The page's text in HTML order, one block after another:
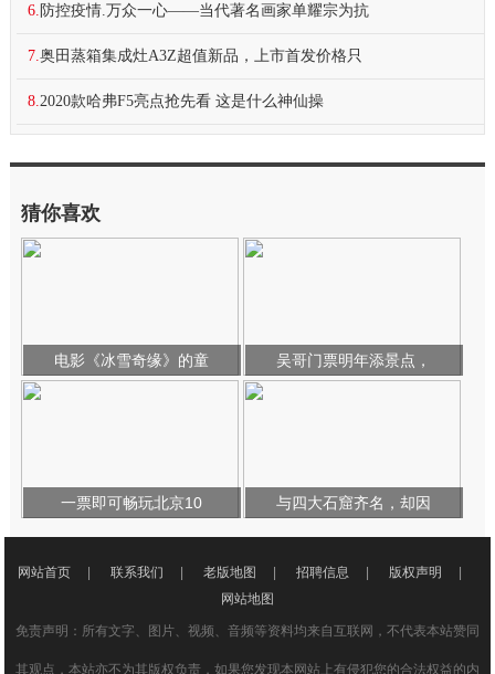
6. 防控疫情.万众一心——当代著名画家单耀宗为抗
7. 奥田蒸箱集成灶A3Z超值新品，上市首发价格只
8. 2020款哈弗F5亮点抢先看 这是什么神仙操
猜你喜欢
电影《冰雪奇缘》的童 吴哥门票明年添景点，
一票即可畅玩北京10 与四大石窟齐名，却因
网站首页 | 联系我们 | 老版地图 | 招聘信息 | 版权声明
|
网站地图
免责声明：所有文字、图片、视频、音频等资料均来自互联网，不代表本站赞同
其观点，本站亦不为其版权负责，如果您发现本网站上有侵犯您的合法权益的内